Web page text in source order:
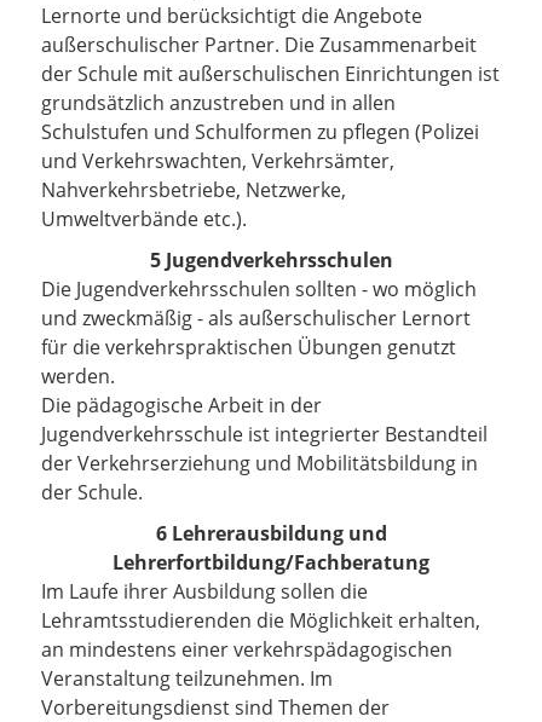
Lernorte und berücksichtigt die Angebote
außerschulischer Partner. Die Zusammenarbeit
der Schule mit außerschulischen Einrichtungen ist
grundsätzlich anzustreben und in allen
Schulstufen und Schulformen zu pflegen (Polizei
und Verkehrswachten, Verkehrsämter,
Nahverkehrsbetriebe, Netzwerke,
Umweltverbände etc.).
5 Jugendverkehrsschulen
Die Jugendverkehrsschulen sollten - wo möglich
und zweckmäßig - als außerschulischer Lernort
für die verkehrspraktischen Übungen genutzt
werden.
Die pädagogische Arbeit in der
Jugendverkehrsschule ist integrierter Bestandteil
der Verkehrserziehung und Mobilitätsbildung in
der Schule.
6 Lehrerausbildung und
Lehrerfortbildung/Fachberatung
Im Laufe ihrer Ausbildung sollen die
Lehramtsstudierenden die Möglichkeit erhalten,
an mindestens einer verkehrspädagogischen
Veranstaltung teilzunehmen. Im
Vorbereitungsdienst sind Themen der